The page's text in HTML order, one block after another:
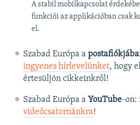
A stabil mobilkapcsolat
funkciói az applikációban csak
el.
Szabad Európa a
ingyenes hírlevelünket, hogy
értesüljön cikkeinkről!
Szabad Európa a YouTube-on:
videócsatornánkra!